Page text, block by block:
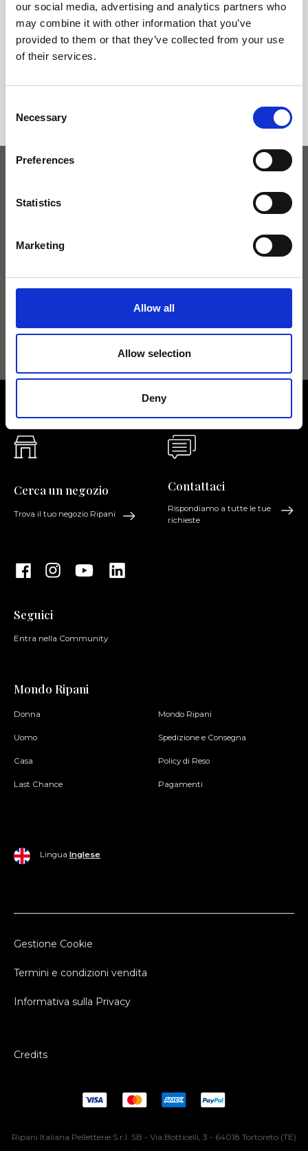
our social media, advertising and analytics partners who
may combine it with other information that you’ve
provided to them or that they’ve collected from your use
of their services.
Selection
Necessary
Preferences
Statistics
Marketing
Allow all
Allow selection
Deny
Tieniti aggiornato
informazioni consulta laPrivacy Policy.
Cerca un negozio
Trova il tuo negozio Ripani
Seguici
Entra nella Community
Contattaci
Rispondiamo a tutte le tue
richieste
Mondo Ripani
Donna
Uomo
Casa
Last Chance
Mondo Ripani
Spedizione e Consegna
Policy di Reso
Pagamenti
Lingua Inglese
Gestione Cookie
Termini e condizioni vendita
Informativa sulla Privacy
Credits
Ripani Italiana Pelletterie S.r.l. SB - Via Botticelli, 3 - 64018 Tortoreto (TE)